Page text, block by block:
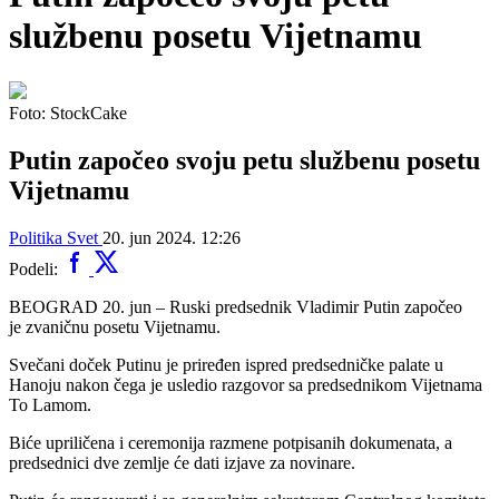
službenu posetu Vijetnamu
Foto: StockCake
Putin započeo svoju petu službenu posetu
Vijetnamu
Politika Svet 20. jun 2024. 12:26
Podeli:
BEOGRAD 20. jun – Ruski predsednik Vladimir Putin započeo
je zvaničnu posetu Vijetnamu.
Svečani doček Putinu je priređen ispred predsedničke palate u
Hanoju nakon čega je usledio razgovor sa predsednikom Vijetnama
To Lamom.
Biće upriličena i ceremonija razmene potpisanih dokumenata, a
predsednici dve zemlje će dati izjave za novinare.